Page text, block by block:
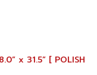
x 31.5” [ POLISH